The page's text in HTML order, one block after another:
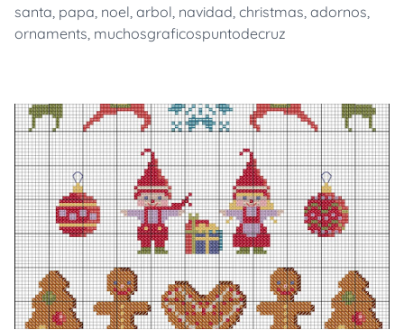
santa, papa, noel, arbol, navidad, christmas, adornos,
ornaments, muchosgraficospuntodecruz